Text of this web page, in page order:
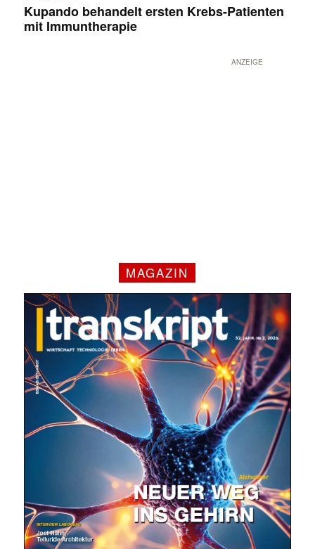
Kupando behandelt ersten Krebs-Patienten
mit Immuntherapie
ANZEIGE
MAGAZIN